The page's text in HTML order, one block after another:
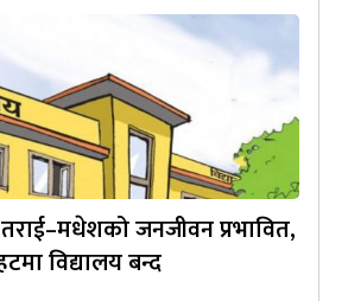
जनजीवन प्रभावित,
विद्यालय बन्द